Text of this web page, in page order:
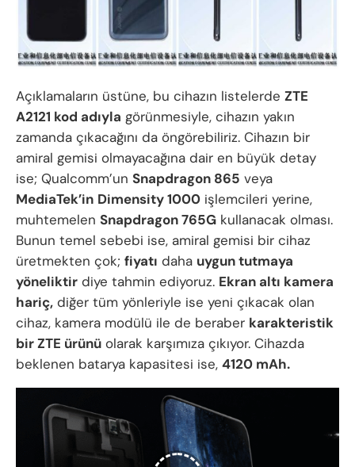
Açıklamaların üstüne, bu cihazın listelerde ZTE
A2121 kod adıyla görünmesiyle, cihazın yakın
zamanda çıkacağını da öngörebiliriz. Cihazın bir
amiral gemisi olmayacağına dair en büyük detay
ise; Qualcomm’un Snapdragon 865 veya
MediaTek’in Dimensity 1000 işlemcileri yerine,
muhtemelen Snapdragon 765G kullanacak olması.
Bunun temel sebebi ise, amiral gemisi bir cihaz
üretmekten çok; fiyatı daha uygun tutmaya
yöneliktir diye tahmin ediyoruz. Ekran altı kamera
hariç, diğer tüm yönleriyle ise yeni çıkacak olan
cihaz, kamera modülü ile de beraber karakteristik
bir ZTE ürünü olarak karşımıza çıkıyor. Cihazda
beklenen batarya kapasitesi ise, 4120 mAh.